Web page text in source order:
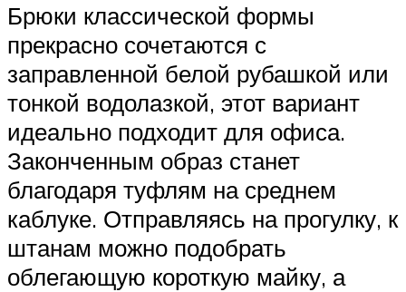
Брюки классической формы
прекрасно сочетаются с
заправленной белой рубашкой или
тонкой водолазкой, этот вариант
идеально подходит для офиса.
Законченным образ станет
благодаря туфлям на среднем
каблуке. Отправляясь на прогулку, к
штанам можно подобрать
облегающую короткую майку, а